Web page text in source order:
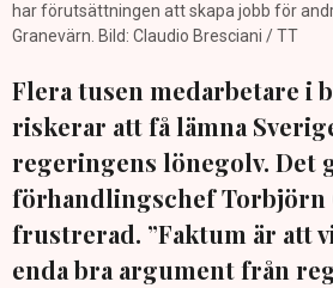
har förutsättningen att skapa jobb för
Granevärn. Bild: Claudio Bresciani / TT
Flera tusen medarbetare i
riskerar att få lämna
regeringens lönegolv. Det
förhandlingschef Torbjörn
frustrerad. ”Faktum är att
enda bra argument från